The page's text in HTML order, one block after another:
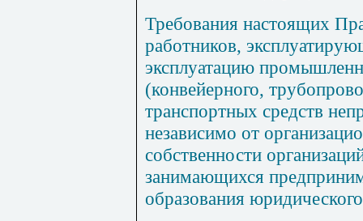
Требования настоящих
работников,
эксплуатацию
(конвейерного,
транспортных средств
независимо от
собственности
занимающихся
образования